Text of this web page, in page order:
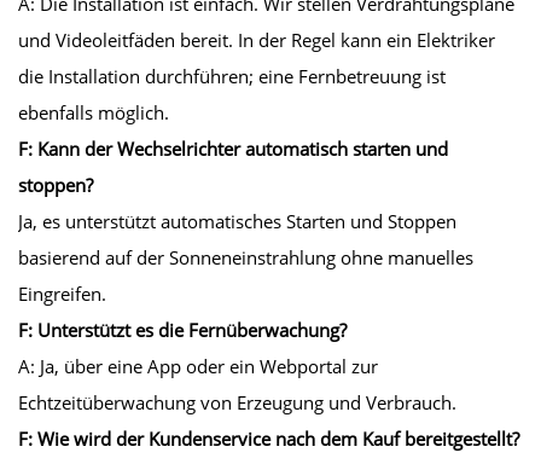
und Videoleitfäden bereit. In der Regel kann ein Elektriker
die Installation durchführen; eine Fernbetreuung ist
ebenfalls möglich.
F: Kann der Wechselrichter automatisch starten und
stoppen?
Ja, es unterstützt automatisches Starten und Stoppen
basierend auf der Sonneneinstrahlung ohne manuelles
Eingreifen.
F: Unterstützt es die Fernüberwachung?
A: Ja, über eine App oder ein Webportal zur
Echtzeitüberwachung von Erzeugung und Verbrauch.
F: Wie wird der Kundenservice nach dem Kauf bereitgestellt?